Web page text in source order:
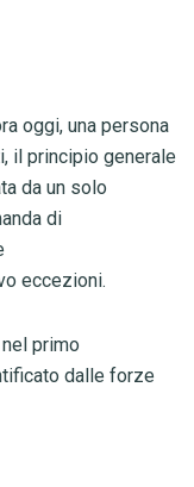
oggi, una persona
il principio generale
da un solo
di
eccezioni.
primo
dalle forze